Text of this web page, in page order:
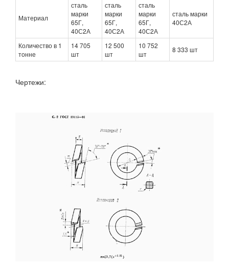
Материал
сталь
марки
65Г,
40С2А
сталь
марки
65Г,
40С2А
сталь
марки
65Г,
40С2А
сталь марки
40С2А
Количество в 1
тонне
14 705
шт
12 500
шт
10 752
шт
8 333 шт
Чертежи: